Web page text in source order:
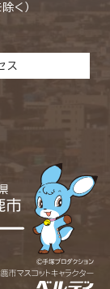
く）
ス